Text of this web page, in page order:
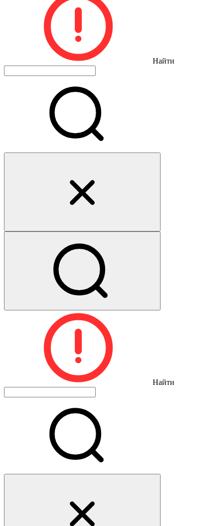
Найти
Найти